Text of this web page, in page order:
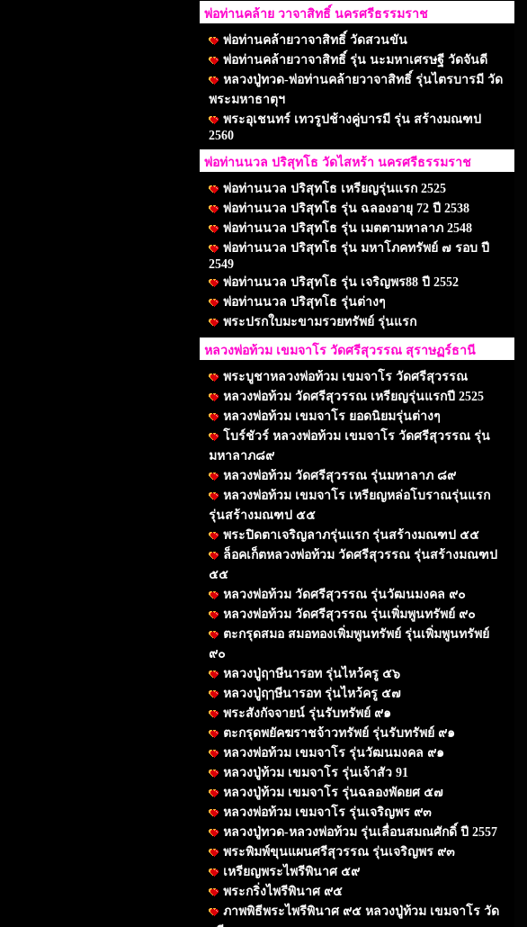
พ่อท่านคล้าย วาจาสิทธิ์ นครศรีธรรมราช
พ่อท่านคล้ายวาจาสิทธิ์ วัดสวนขัน
พ่อท่านคล้ายวาจาสิทธิ์ รุ่น นะมหาเศรษฐี วัดจันดี
หลวงปู่ทวด-พ่อท่านคล้ายวาจาสิทธิ์ รุ่นไตรบารมี วัด
พระมหาธาตุฯ
พระอุเชนทร์ เทวรูปช้างคู่บารมี รุ่น สร้างมณฑป
2560
พ่อท่านนวล ปริสุทโธ วัดไสหร้า นครศรีธรรมราช
พ่อท่านนวล ปริสุทโธ เหรียญรุ่นแรก 2525
พ่อท่านนวล ปริสุทโธ รุ่น ฉลองอายุ 72 ปี 2538
พ่อท่านนวล ปริสุทโธ รุ่น เมตตามหาลาภ 2548
พ่อท่านนวล ปริสุทโธ รุ่น มหาโภคทรัพย์ ๗ รอบ ปี
2549
พ่อท่านนวล ปริสุทโธ รุ่น เจริญพร88 ปี 2552
พ่อท่านนวล ปริสุทโธ รุ่นต่างๆ
พระปรกใบมะขามรวยทรัพย์ รุ่นแรก
หลวงพ่อท้วม เขมจาโร วัดศรีสุวรรณ สุราษฏร์ธานี
พระบูชาหลวงพ่อท้วม เขมจาโร วัดศรีสุวรรณ
หลวงพ่อท้วม วัดศรีสุวรรณ เหรียญรุ่นแรกปี 2525
หลวงพ่อท้วม เขมจาโร ยอดนิยมรุ่นต่างๆ
โบร์ชัวร์ หลวงพ่อท้วม เขมจาโร วัดศรีสุวรรณ รุ่น
มหาลาภ๘๙
หลวงพ่อท้วม วัดศรีสุวรรณ รุ่นมหาลาภ ๘๙
หลวงพ่อท้วม เขมจาโร เหรียญหล่อโบราณรุ่นแรก
รุ่นสร้างมณฑป ๕๕
พระปิดตาเจริญลาภรุ่นแรก รุ่นสร้างมณฑป ๕๕
ล็อคเก็ตหลวงพ่อท้วม วัดศรีสุวรรณ รุ่นสร้างมณฑป
๕๕
หลวงพ่อท้วม วัดศรีสุวรรณ รุ่นวัฒนมงคล ๙๐
หลวงพ่อท้วม วัดศรีสุวรรณ รุ่นเพิ่มพูนทรัพย์ ๙๐
ตะกรุดสมอ สมอทองเพิ่มพูนทรัพย์ รุ่นเพิ่มพูนทรัพย์
๙๐
หลวงปู่ฤาษีนารอท รุ่นไหว้ครู ๕๖
หลวงปู่ฤๅษีนารอท รุ่นไหว้ครู ๕๗
พระสังกัจจายน์ รุ่นรับทรัพย์ ๙๑
ตะกรุดพยัคฆราชจ้าวทรัพย์ รุ่นรับทรัพย์ ๙๑
หลวงพ่อท้วม เขมจาโร รุ่นวัฒนมงคล ๙๑
หลวงปู่ท้วม เขมจาโร รุ่นเจ้าสัว 91
หลวงปู่ท้วม เขมจาโร รุ่นฉลองพัดยศ ๕๗
หลวงพ่อท้วม เขมจาโร รุ่นเจริญพร ๙๓
หลวงปู่ทวด-หลวงพ่อท้วม รุ่นเลื่อนสมณศักดิ์ ปี 2557
พระพิมพ์ขุนแผนศรีสุวรรณ รุ่นเจริญพร ๙๓
เหรียญพระไพรีพินาศ ๕๙
พระกริ่งไพรีพินาศ ๙๕
ภาพพิธีพระไพรีพินาศ ๙๕ หลวงปู่ท้วม เขมจาโร วัด